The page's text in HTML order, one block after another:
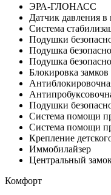
ЭРА-ГЛОНАСС
Датчик давления
Система
Подушки
Подушка
Подушка
Блокировка замков
Подушки
Система помощи
Система помощи
Крепление
Иммобилайзер
Центральный
Комфорт